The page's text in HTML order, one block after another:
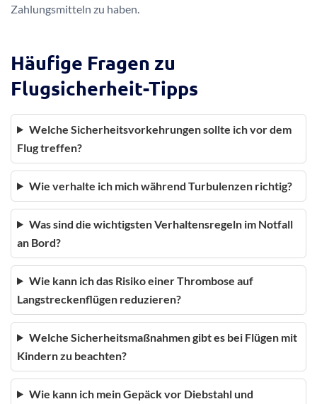
Zahlungsmitteln zu haben.
Häufige Fragen zu
Flugsicherheit-Tipps
Welche Sicherheitsvorkehrungen sollte ich vor dem
Flug treffen?
Wie verhalte ich mich während Turbulenzen richtig?
Was sind die wichtigsten Verhaltensregeln im Notfall
an Bord?
Wie kann ich das Risiko einer Thrombose auf
Langstreckenflügen reduzieren?
Welche Sicherheitsmaßnahmen gibt es bei Flügen mit
Kindern zu beachten?
Wie kann ich mein Gepäck vor Diebstahl und